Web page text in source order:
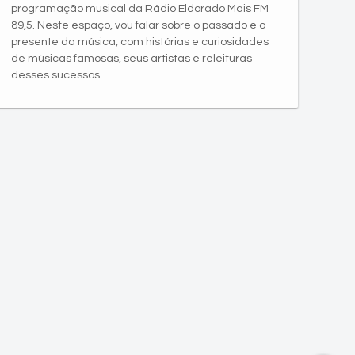
programação musical da Rádio Eldorado Mais FM
89,5. Neste espaço, vou falar sobre o passado e o
presente da música, com histórias e curiosidades
de músicas famosas, seus artistas e releituras
desses sucessos.